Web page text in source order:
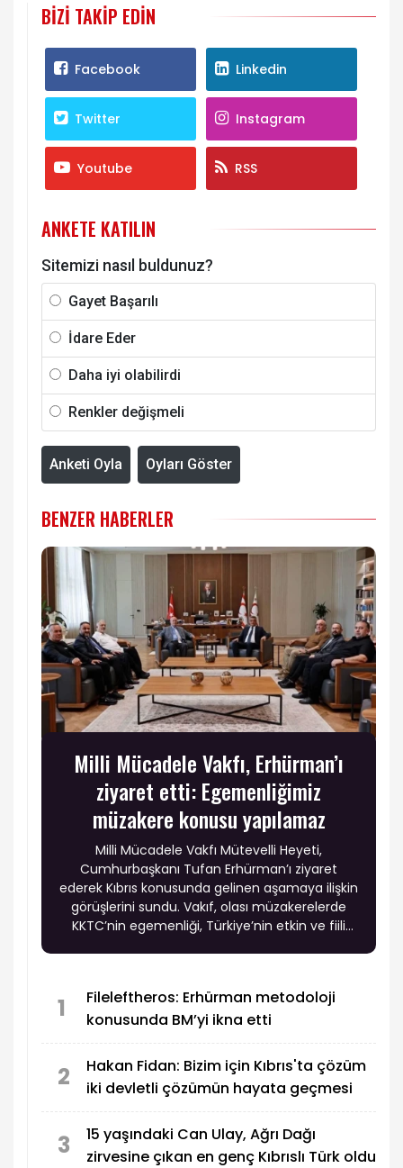
BIZI TAKIP EDIN
Facebook Linkedin
Twitter Instagram
Youtube RSS
ANKETE KATILIN
Sitemizi nasıl buldunuz?
Gayet Başarılı
İdare Eder
Daha iyi olabilirdi
Renkler değişmeli
Anketi Oyla Oyları Göster
BENZER HABERLER
Milli Mücadele Vakfı, Erhürman’ı
ziyaret etti: Egemenliğimiz
müzakere konusu yapılamaz
Milli Mücadele Vakfı Mütevelli Heyeti,
Cumhurbaşkanı Tufan Erhürman’ı ziyaret
ederek Kıbrıs konusunda gelinen aşamaya ilişkin
görüşlerini sundu. Vakıf, olası müzakerelerde
KKTC’nin egemenliği, Türkiye’nin etkin ve fiili
sürmesi halinde KKTC’nin tanınmasına yönelik
adımların gündeme taşınmasını istedi.
1
Fileleftheros: Erhürman metodoloji
konusunda BM’yi ikna etti
2
Hakan Fidan: Bizim için Kıbrıs'ta çözüm
iki devletli çözümün hayata geçmesi
3
15 yaşındaki Can Ulay, Ağrı Dağı
zirvesine çıkan en genç Kıbrıslı Türk oldu